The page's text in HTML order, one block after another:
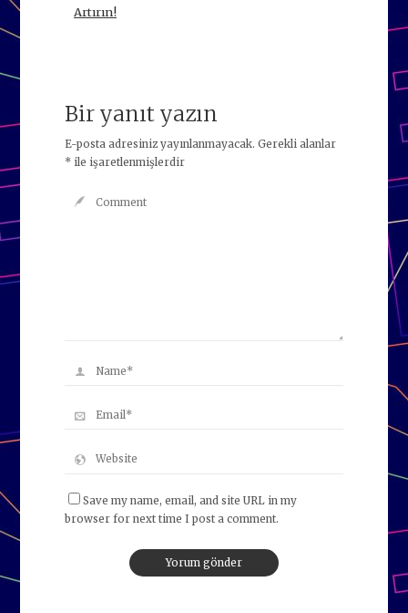
Artırın!
Bir yanıt yazın
E-posta adresiniz yayınlanmayacak. Gerekli alanlar
*ile işaretlenmişlerdir
Save my name, email, and site URL in my
browser for next time I post a comment.